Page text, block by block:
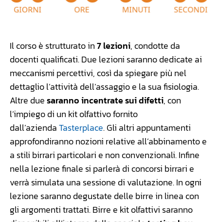
Il corso è strutturato in7 lezioni, condotte da
docenti qualificati. Due lezioni saranno dedicate ai
meccanismi percettivi, così da spiegare più nel
dettaglio l’attività dell’assaggio e la sua fisiologia.
Altre duesaranno incentrate sui difetti, con
l’impiego di un kit olfattivo fornito
dall’aziendaTasterplace. Gli altri appuntamenti
approfondiranno nozioni relative all’abbinamento e
a stili birrari particolari e non convenzionali. Infine
nella lezione finale si parlerà di concorsi birrari e
verrà simulata una sessione di valutazione. In ogni
lezione saranno degustate delle birre in linea con
gli argomenti trattati. Birre e kit olfattivi saranno